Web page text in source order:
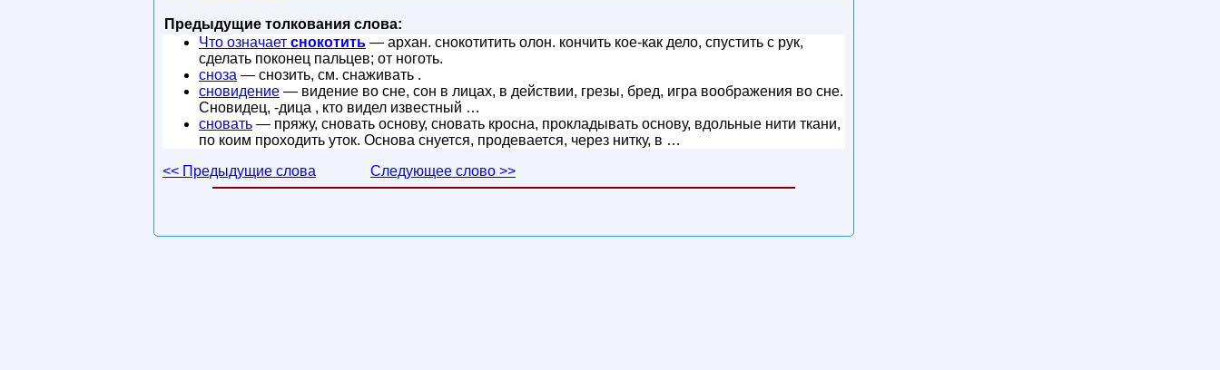
Предыдущие толкования слова:
Что означает снокотить — архан. снокотитить олон. кончить кое-как дело, спустить с рук,
сделать поконец пальцев; от ноготь.
сноза — снозить, см. снаживать .
сновидение — видение во сне, сон в лицах, в действии, грезы, бред, игра воображения во сне.
Сновидец, -дица , кто видел известный …
сновать — пряжу, сновать основу, сновать кросна, прокладывать основу, вдольные нити ткани,
по коим проходить уток. Основа снуется, продевается, через нитку, в …
<< Предыдущие слова
Следующее слово >>